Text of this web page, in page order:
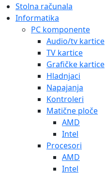
Stolna računala
Informatika
PC komponente
Audio/tv kartice
TV kartice
Grafičke kartice
Hladnjaci
Napajanja
Kontroleri
Matične ploče
AMD
Intel
Procesori
AMD
Intel